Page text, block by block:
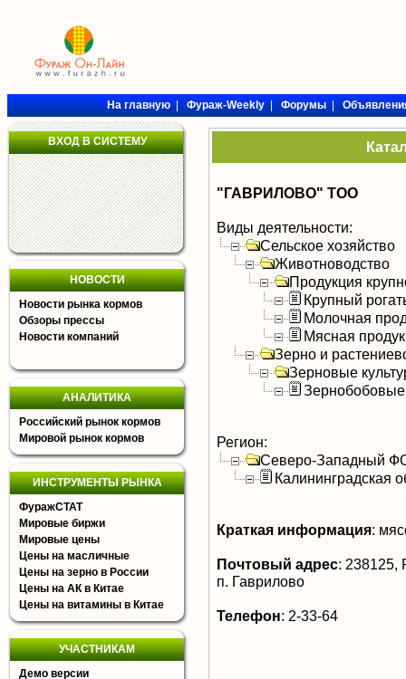
На главную|Фураж-Weekly|Форумы|
ВХОД В СИСТЕМУ
НОВОСТИ
Новости рынка кормов
Обзоры прессы
Новости компаний
АНАЛИТИКА
Российский рынок кормов
Мировой рынок кормов
ИНСТРУМЕНТЫ РЫНКА
ФуражСТАТ
Мировые биржи
Мировые цены
Цены на масличные
Цены на зерно в России
Цены на АК в Китае
Цены на витамины в Китае
УЧАСТНИКАМ
Демо версии
"ГАВРИЛОВО" ТОО
Виды деятельности:
Сельское хозяйство
Животноводство
Продукция
Крупный
Молочная
Мясная
Зерно и
Зерновые
Зернобобовые
Регион:
Северо-Западный
Калининградская
Краткая информация:
Почтовый адрес: 238125,
п. Гаврилово
Телефон: 2-33-64